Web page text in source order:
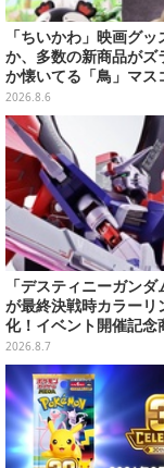
「ちいかわ」映画グ
か、多数の新商品がズ
か懐いてる「鳥」マス
面写アイテムなど必見
ップ
2026.8.6
「デスティニーガンダ
が最終決戦時カラーリ
化！イベント開催記念
METAL ROBOT魂に新
2026.8.7